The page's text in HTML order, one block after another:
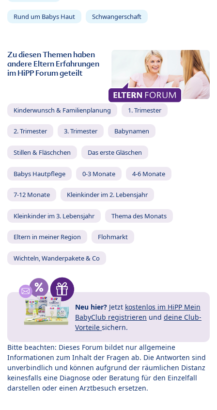
Rund um Babys Haut Schwangerschaft
Zu diesen Themen haben
andere Eltern Erfahrungen
im HiPP Forum geteilt
Kinderwunsch & Familienplanung 1. Trimester
2. Trimester 3. Trimester Babynamen
Stillen & Fläschchen Das erste Gläschen
Babys Hautpflege 0-3 Monate 4-6 Monate
7-12 Monate Kleinkinder im 2. Lebensjahr
Kleinkinder im 3. Lebensjahr Thema des Monats
Eltern in meiner Region Flohmarkt
Wichteln, Wanderpakete & Co
Neu hier? Jetzt kostenlos im HiPP Mein
BabyClub registrieren und deine Club-
Vorteile sichern.
Bitte beachten: Dieses Forum bildet nur allgemeine
Informationen zum Inhalt der Fragen ab. Die Antworten sind
unverbindlich und können aufgrund der räumlichen Distanz
keinesfalls eine Diagnose oder Beratung für den Einzelfall
darstellen oder einen Arztbesuch ersetzen.